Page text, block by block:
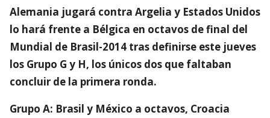
Alemania jugará contra Argelia y Estados Unidos
lo hará frente a Bélgica en octavos de final del
Mundial de Brasil-2014 tras definirse este jueves
los Grupo G y H, los únicos dos que faltaban
concluir de la primera ronda.
Grupo A: Brasil y México a octavos, Croacia